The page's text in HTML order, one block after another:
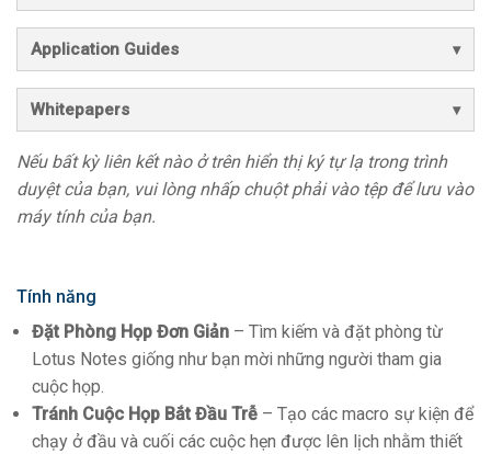
Application Guides
Whitepapers
Nếu bất kỳ liên kết nào ở trên hiển thị ký tự lạ trong trình
duyệt của bạn, vui lòng nhấp chuột phải vào tệp để lưu vào
máy tính của bạn.
Tính năng
Đặt Phòng Họp Đơn Giản – Tìm kiếm và đặt phòng từ
Lotus Notes giống như bạn mời những người tham gia
cuộc họp.
Tránh Cuộc Họp Bắt Đầu Trễ – Tạo các macro sự kiện để
chạy ở đầu và cuối các cuộc hẹn được lên lịch nhằm thiết